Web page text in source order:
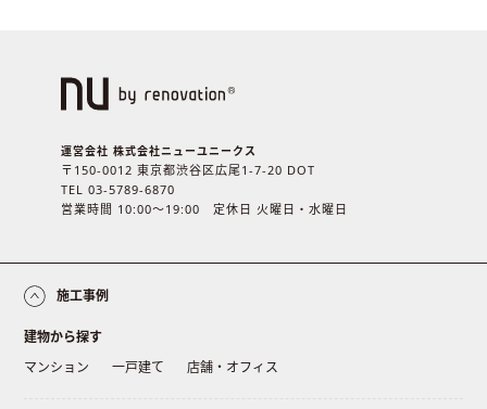
運営会社 株式会社ニューユニークス
〒150-0012 東京都渋谷区広尾1-7-20 DOT
TEL 03-5789-6870
営業時間 10:00〜19:00 定休日 火曜日・水曜日
施工事例
建物から探す
マンション
一戸建て 店舗・オフィス